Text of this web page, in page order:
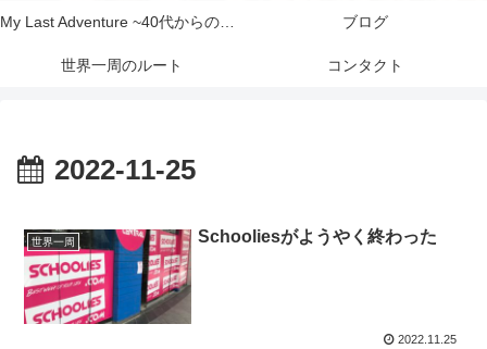
My Last Adventure ~40代からの世界一周旅行記~ ブログ
世界一周のルート コンタクト
2022-11-25
世界一周 Schooliesがようやく終わった
2022.11.25